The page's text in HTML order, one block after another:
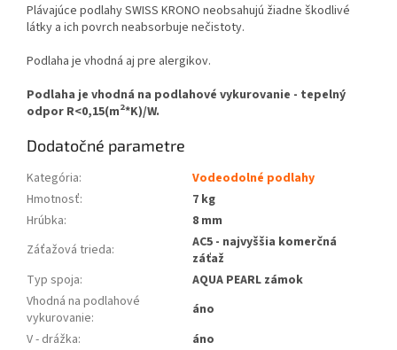
Plávajúce podlahy SWISS KRONO neobsahujú žiadne škodlivé
látky a ich povrch neabsorbuje nečistoty.
Podlaha je vhodná aj pre alergikov.
Podlaha je vhodná na podlahové vykurovanie - tepelný
odpor R<0,15(m2*K)/W.
Dodatočné parametre
Kategória:
Vodeodolné podlahy
Hmotnosť:
7 kg
Hrúbka:
8 mm
Záťažová trieda:
AC5 - najvyššia komerčná
záťaž
Typ spoja:
AQUA PEARL zámok
Vhodná na podlahové
vykurovanie:
áno
V - drážka:
áno